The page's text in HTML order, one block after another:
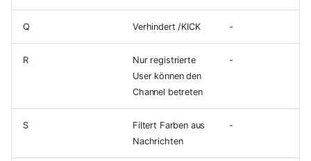
Q Verhindert /KICK -
R
Nur registrierte
User können den
Channel betreten
-
S
Filtert Farben aus
Nachrichten
-